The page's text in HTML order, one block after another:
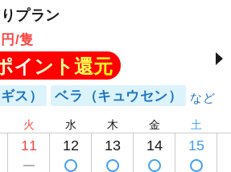
プラン
円/隻
イント還元
ス） ベラ（キュウセン）
火
11
水
12
木
13
金
14
土
15